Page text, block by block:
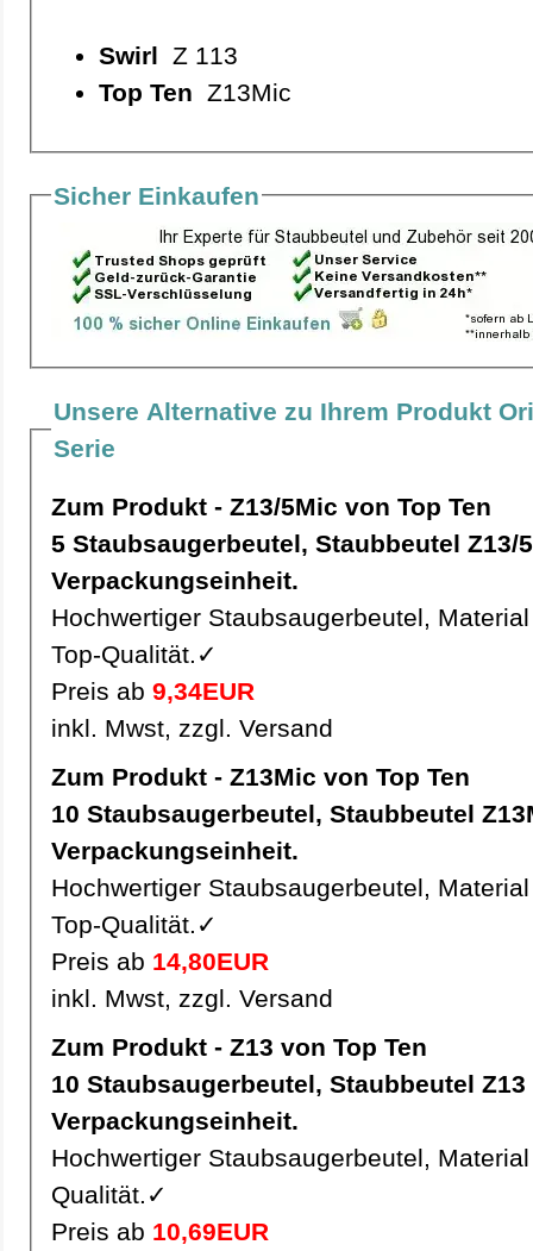
Swirl Z 113
Top Ten Z13Mic
Sicher Einkaufen
Unsere Alternative zu Ihrem Produkt
Serie
Zum Produkt - Z13/5Mic von Top Ten
5 Staubsaugerbeutel, Staubbeutel Z13/5Mic pro
Verpackungseinheit.
Hochwertiger Staubsaugerbeutel,
Top-Qualität.✓
Preis ab 9,34EUR
inkl. Mwst, zzgl. Versand
Zum Produkt - Z13Mic von Top Ten
10 Staubsaugerbeutel, Staubbeutel Z13Mic pro
Verpackungseinheit.
Hochwertiger Staubsaugerbeutel,
Top-Qualität.✓
Preis ab 14,80EUR
inkl. Mwst, zzgl. Versand
Zum Produkt - Z13 von Top Ten
10 Staubsaugerbeutel, Staubbeutel Z13 pro
Verpackungseinheit.
Hochwertiger Staubsaugerbeutel,
Qualität.✓
Preis ab 10,69EUR